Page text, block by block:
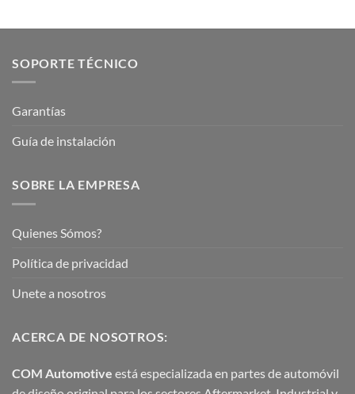
SOPORTE TÉCNICO
Garantías
Guía de instalación
SOBRE LA EMPRESA
Quienes Sómos?
Política de privacidad
Unete a nosotros
ACERCA DE NOSOTROS:
COM Automotive está especializada en partes de automóvil